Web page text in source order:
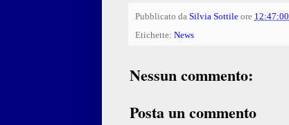
Pubblicato da Silvia Sottile ore 12:47:00
Etichette: News
Nessun commento:
Posta un commento